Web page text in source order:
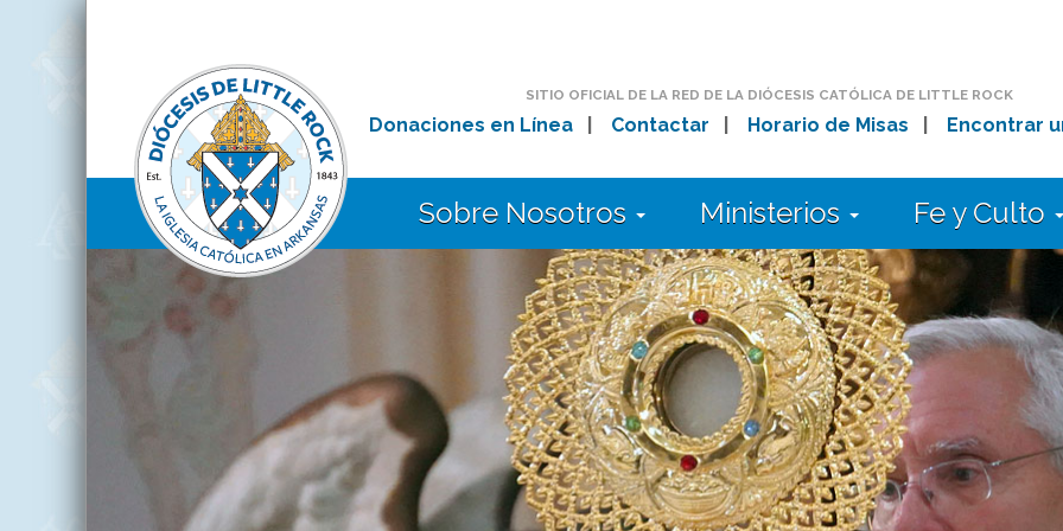
SITIO OFICIAL DE LA RED DE LA DIÓCESIS CATÓLICA DE LITTLE ROCK
Donaciones en Línea| Contactar Horario de Misas Encontrar
Sobre Nosotros Ministerios Fe y Culto